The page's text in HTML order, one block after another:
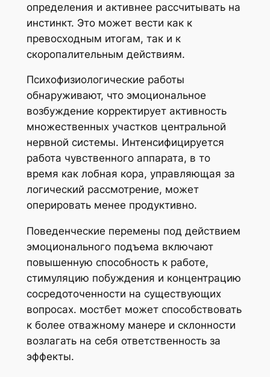
определения и активнее рассчитывать на
инстинкт. Это может вести как к
превосходным итогам, так и к
скоропалительным действиям.
Психофизиологические работы
обнаруживают, что эмоциональное
возбуждение корректирует активность
множественных участков центральной
нервной системы. Интенсифицируется
работа чувственного аппарата, в то
время как лобная кора, управляющая за
логический рассмотрение, может
оперировать менее продуктивно.
Поведенческие перемены под действием
эмоционального подъема включают
повышенную способность к работе,
стимуляцию побуждения и концентрацию
сосредоточенности на существующих
вопросах. мостбет может способствовать
к более отважному манере и склонности
возлагать на себя ответственность за
эффекты.